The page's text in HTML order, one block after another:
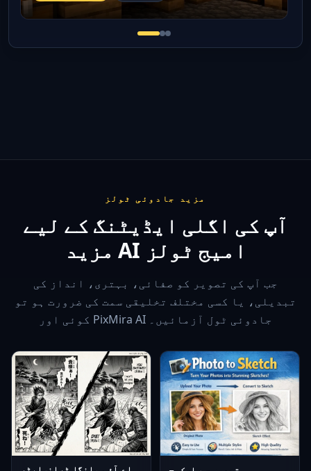
مزید جادوئی ٹولز
آپ کی اگلی ایڈیٹنگ کے لیے
مزید AI امیج ٹولز
جب آپ کی تصویر کو صفائی، بہتری، انداز کی
تبدیلی، یا کسی مختلف تخلیقی سمت کی ضرورت ہو تو
کوئی اور PixMira AI جادوئی ٹول آزمائیں۔